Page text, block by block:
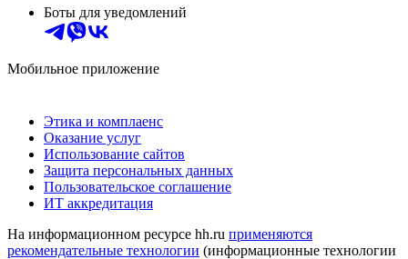
Боты для уведомлений
Мобильное приложение
Этика и комплаенс
Оказание услуг
Использование сайтов
Защита персональных данных
Пользовательское соглашение
ИТ аккредитация
На информационном ресурсе hh.ru применяются
рекомендательные технологии (информационные технологии